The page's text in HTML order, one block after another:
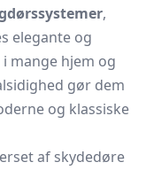
,
elegante og
mange hjem og
gør dem
og klassiske
af skydedøre